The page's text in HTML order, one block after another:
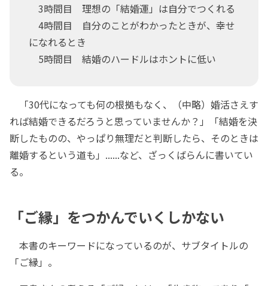
3時間目 理想の「結婚運」は自分でつくれる
4時間目 自分のことがわかったときが、幸せ
になれるとき
5時間目 結婚のハードルはホントに低い
「30代になっても何の根拠もなく、（中略）婚活さえす
れば結婚できるだろうと思っていませんか？」「結婚を決
断したものの、やっぱり無理だと判断したら、そのときは
離婚するという道も」......など、ざっくばらんに書いてい
る。
「ご縁」をつかんでいくしかない
本書のキーワードになっているのが、サブタイトルの
「ご縁」。